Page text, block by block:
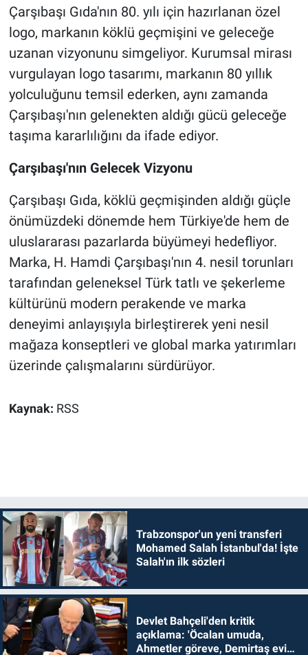
Çarşıbaşı Gıda'nın 80. yılı için hazırlanan özel
logo, markanın köklü geçmişini ve geleceğe
uzanan vizyonunu simgeliyor. Kurumsal mirası
vurgulayan logo tasarımı, markanın 80 yıllık
yolculuğunu temsil ederken, aynı zamanda
Çarşıbaşı'nın gelenekten aldığı gücü geleceğe
taşıma kararlılığını da ifade ediyor.
Çarşıbaşı'nın Gelecek Vizyonu
Çarşıbaşı Gıda, köklü geçmişinden aldığı güçle
önümüzdeki dönemde hem Türkiye'de hem de
uluslararası pazarlarda büyümeyi hedefliyor.
Marka, H. Hamdi Çarşıbaşı'nın 4. nesil torunları
tarafından geleneksel Türk tatlı ve şekerleme
kültürünü modern perakende ve marka
deneyimi anlayışıyla birleştirerek yeni nesil
mağaza konseptleri ve global marka yatırımları
üzerinde çalışmalarını sürdürüyor.
Kaynak: RSS
Trabzonspor'un yeni transferi
Mohamed Salah İstanbul'da! İşte
Salah'ın ilk sözleri
Devlet Bahçeli'den kritik
açıklama: 'Öcalan umuda,
Ahmetler göreve, Demirtaş evine